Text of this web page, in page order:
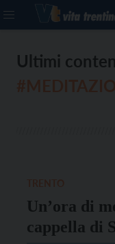
Ultimi
Un’ora di
cappella di